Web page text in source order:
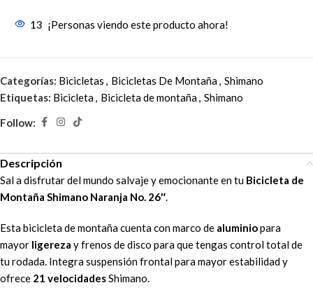
13 ¡Personas viendo este producto ahora!
Categorías: Bicicletas , Bicicletas De Montaña, Shimano
Etiquetas: Bicicleta, Bicicleta de montaña, Shimano
Follow:
Descripción
Sal a disfrutar del mundo salvaje y emocionante en tu Bicicleta de
Montaña Shimano Naranja No. 26″.
Esta bicicleta de montaña cuenta con marco de aluminiopara
mayor ligereza y frenos de disco para que tengas control total de
tu rodada. Integra suspensión frontal para mayor estabilidad y
ofrece 21 velocidadesShimano.